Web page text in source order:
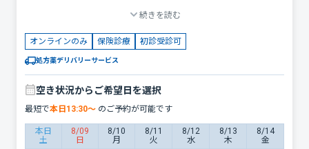
変化や健康に関する不安がある方は、お
クの生活習慣病外来が、皆様の健康維持
をしっかりとサポートいたします。 ※
診療費以外の追加料金は一切かかりま
結果に関するご相談まで、幅広く対応し
ています。 対応可能な症状・疾患 生活習
慣病の管理 高血圧、脂質異常症（コレス
テロール）、糖尿病 痛風、尿酸値の管理
呼吸器やアレルギー関連 喘息（安定期の
管理） アレルギー性鼻炎、花粉症 いびき
腸の不調 胃腸炎、便秘、下痢 胸やけ、逆
流性食道炎 一般内科の症状 発熱、のど
の痛み、咳 頭痛、不眠、生理痛 皮膚の悩
続きを読む
オンラインのみ 保険診療 初診受診可
処方薬デリバリーサービス
空き状況からご希望日を選択
最短で本日13:30〜 のご予約が可能です
本日
土
8/09
日
8/10
月
8/11
火
8/12
水
8/13
木
8/14
金